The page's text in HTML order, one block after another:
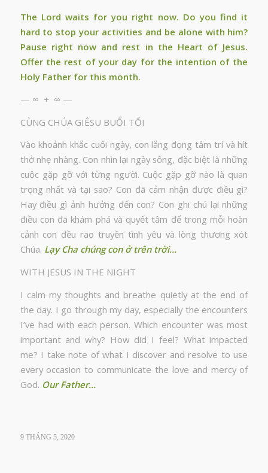
The Lord waits for you right now. Do you find it
hard to stop your activities and be alone with him?
Pause right now and rest in the Heart of Jesus.
Offer the rest of your day for the intention of the
Holy Father for this month.
— ∞ + ∞ —
CÙNG CHÚA GIÊSU BUỔI TỐI
Vào khoảnh khắc cuối ngày, con lắng đọng tâm trí và hít
thở nhẹ nhàng. Con nhìn lại ngày sống, đặc biệt là những
cuộc gặp gỡ với từng người. Cuộc gặp gỡ nào là quan
trọng nhất và tại sao? Con đã cảm nhận được điều gì?
Hay điều gì ảnh hưởng đến con? Con ghi chú lại những
điều con đã khám phá và quyết tâm để trong mỗi hoàn
cảnh con đều rao truyền tình yêu và lòng thương xót
Chúa. Lạy Cha chúng con ở trên trời…
WITH JESUS IN THE NIGHT
I calm my thoughts and breathe quietly at the end of
the day. I go through my day, especially the encounters
I’ve had with each person. Which encounter was most
important and why? How did I feel? What impacted
me? I take note of what I discover and resolve to use
every occasion to communicate the love and mercy of
God. Our Father…
9 THÁNG 5, 2020